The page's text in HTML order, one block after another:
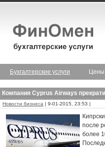
Бухгалтерские услуги
Цены
Компания Cyprus Airways
Новости бизнеса | 9-01-2015, 23:53 |
после
более